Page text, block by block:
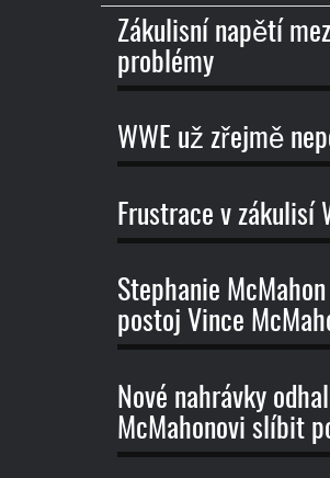
názvu
Zákulisní napětí
problémy
WWE už zřejmě
Frustrace v zákulisí
Stephanie
postoj Vince
Nové nahrávky
McMahonovi slíbit